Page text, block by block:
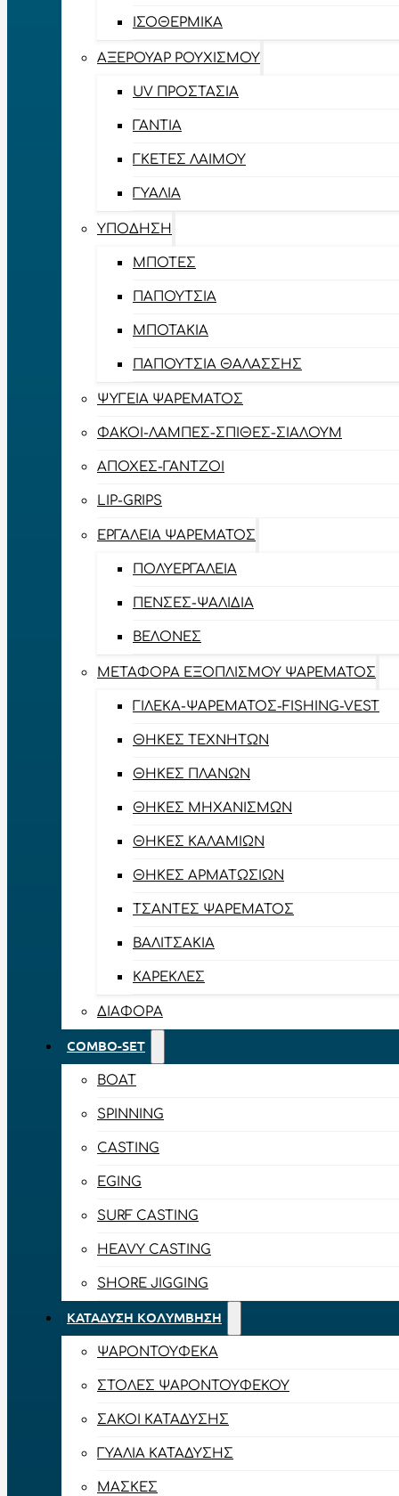
ΙΣΟΘΕΡΜΙΚΆ
ΑΞΕΡΟΥΆΡ ΡΟΥΧΙΣΜΟΎ
UV ΠΡΟΣΤΑΣΊΑ
ΓΆΝΤΙΑ
ΓΚΈΤΕΣ ΛΑΊΜΟΥ
ΓΥΑΛΙΆ
ΥΠΌΔΗΣΗ
ΜΠΌΤΕΣ
ΠΑΠΟΎΤΣΙΑ
ΜΠΟΤΆΚΙΑ
ΠΑΠΟΎΤΣΙΑ ΘΑΛΆΣΣΗΣ
ΨΥΓΕΊΑ ΨΑΡΈΜΑΤΟΣ
ΦΑΚΟΊ-ΛΆΜΠΕΣ-ΣΠΊΘΕΣ-ΣΊΑΛΟΥΜ
ΑΠΌΧΕΣ-ΓΆΝΤΖΟΙ
LIP-GRIPS
EΡΓΑΛΕΊΑ ΨΑΡΈΜΑΤΟΣ
ΠΟΛΥΕΡΓΑΛΕΊΑ
ΠΈΝΣΕΣ-ΨΑΛΊΔΙΑ
ΒΕΛΌΝΕΣ
ΜΕΤΑΦΟΡΆ ΕΞΟΠΛΙΣΜΟΎ ΨΑΡΈΜΑΤΟΣ
ΓΙΛΈΚΑ-ΨΑΡΈΜΑΤΟΣ-FISHING-VEST
ΘΉΚΕΣ ΤΕΧΝΗΤΏΝ
ΘΉΚΕΣ ΠΛΆΝΩΝ
ΘΉΚΕΣ ΜΗΧΑΝΙΣΜΏΝ
ΘΉΚΕΣ ΚΑΛΑΜΙΏΝ
ΘΉΚΕΣ ΑΡΜΑΤΩΣΙΏΝ
ΤΣΆΝΤΕΣ ΨΑΡΈΜΑΤΟΣ
ΒΑΛΙΤΣΆΚΙΑ
ΚΑΡΈΚΛΕΣ
ΔΙΆΦΟΡΑ
COMBO-SET
BOAT
SPINNING
CASTING
EGING
SURF CASTING
HEAVY CASTING
SHORE JIGGING
ΚΑΤΆΔΥΣΗ ΚΟΛΎΜΒΗΣΗ
ΨΑΡΟΝΤΟΎΦΕΚΑ
ΣΤΟΛΈΣ ΨΑΡΟΝΤΟΎΦΕΚΟΥ
ΣΆΚΟΙ ΚΑΤΆΔΥΣΗΣ
ΓΥΑΛΙΆ ΚΑΤΆΔΥΣΗΣ
ΜΆΣΚΕΣ